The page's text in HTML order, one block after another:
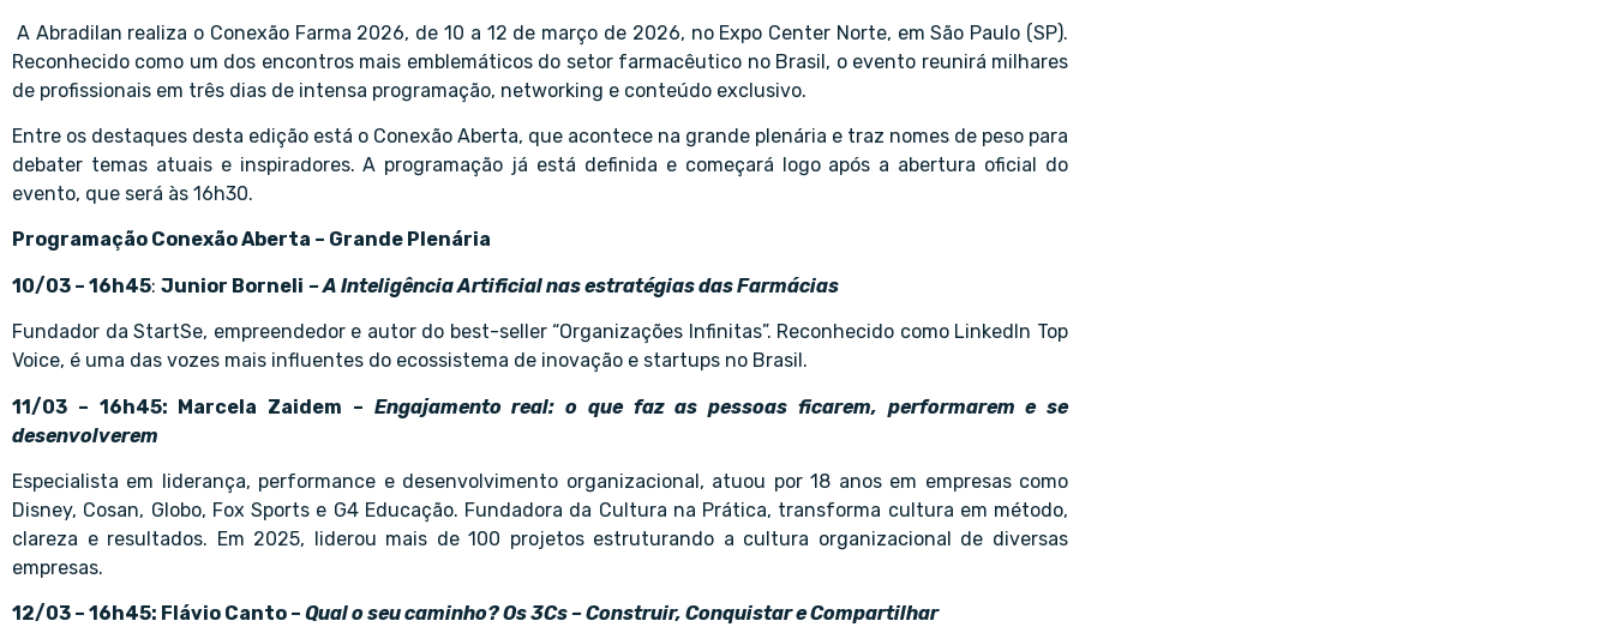
A Abradilan realiza o Conexão Farma 2026, de 10 a 12 de março de 2026, no Expo Center Norte, em São Paulo (SP).
Reconhecido como um dos encontros mais emblemáticos do setor farmacêutico no Brasil, o evento reunirá milhares
de profissionais em três dias de intensa programação, networking e conteúdo exclusivo.
Entre os destaques desta edição está o Conexão Aberta, que acontece na grande plenária e traz nomes de peso para
debater temas atuais e inspiradores. A programação já está definida e começará logo após a abertura oficial do
evento, que será às 16h30.
Programação Conexão Aberta – Grande Plenária
10/03 – 16h45: Junior Borneli – A Inteligência Artificial nas estratégias das Farmácias
Fundador da StartSe, empreendedor e autor do best-seller “Organizações Infinitas”. Reconhecido como LinkedIn Top
Voice, é uma das vozes mais influentes do ecossistema de inovação e startups no Brasil.
11/03 – 16h45: Marcela Zaidem – Engajamento real: o que faz as pessoas ficarem, performarem e se
desenvolverem
Especialista em liderança, performance e desenvolvimento organizacional, atuou por 18 anos em empresas como
Disney, Cosan, Globo, Fox Sports e G4 Educação. Fundadora da Cultura na Prática, transforma cultura em método,
clareza e resultados. Em 2025, liderou mais de 100 projetos estruturando a cultura organizacional de diversas
empresas.
12/03 – 16h45: Flávio Canto – Qual o seu caminho? Os 3Cs – Construir, Conquistar e Compartilhar